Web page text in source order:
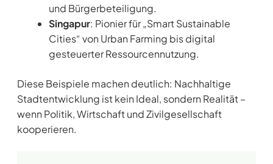
und Bürgerbeteiligung.
Singapur: Pionier für „Smart Sustainable
Cities“ von Urban Farming bis digital
gesteuerter Ressourcennutzung.
Diese Beispiele machen deutlich: Nachhaltige
Stadtentwicklung ist kein Ideal, sondern Realität –
wenn Politik, Wirtschaft und Zivilgesellschaft
kooperieren.